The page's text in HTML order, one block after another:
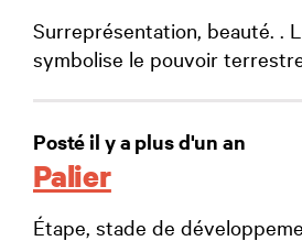
Surreprésentation, beauté. .
symbolise le pouvoir
Posté il y a plus d'un an
Palier
Étape, stade de